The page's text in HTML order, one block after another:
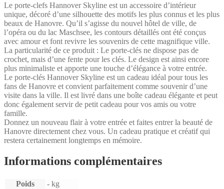
Le porte-clefs Hannover Skyline est un accessoire d’intérieur
unique, décoré d’une silhouette des motifs les plus connus et les plus
beaux de Hanovre. Qu’il s’agisse du nouvel hôtel de ville, de
l’opéra ou du lac Maschsee, les contours détaillés ont été conçus
avec amour et font revivre les souvenirs de cette magnifique ville.
La particularité de ce produit : Le porte-clés ne dispose pas de
crochet, mais d’une fente pour les clés. Le design est ainsi encore
plus minimaliste et apporte une touche d’élégance à votre entrée.
Le porte-clés Hannover Skyline est un cadeau idéal pour tous les
fans de Hanovre et convient parfaitement comme souvenir d’une
visite dans la ville. Il est livré dans une boîte cadeau élégante et peut
donc également servir de petit cadeau pour vos amis ou votre
famille.
Donnez un nouveau flair à votre entrée et faites entrer la beauté de
Hanovre directement chez vous. Un cadeau pratique et créatif qui
restera certainement longtemps en mémoire.
Informations complémentaires
Poids - kg